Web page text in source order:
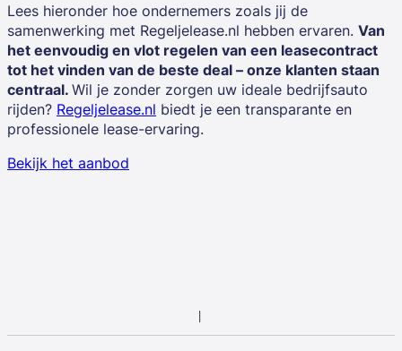
Lees hieronder hoe ondernemers zoals jij de
samenwerking met Regeljelease.nl hebben ervaren. Van
het eenvoudig en vlot regelen van een leasecontract
tot het vinden van de beste deal – onze klanten staan
centraal.Wil je zonder zorgen uw ideale bedrijfsauto
rijden? Regeljelease.nl biedt je een transparante en
professionele lease-ervaring.
Bekijk het aanbod